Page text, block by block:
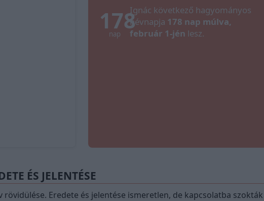
178
nap
Ignác következő hagyományos
névnapja 178 nap múlva,
február 1-jén lesz.
ÉS JELENTÉSE
rövidülése. Eredete és jelentése ismeretlen, de kapcsolatba szokták